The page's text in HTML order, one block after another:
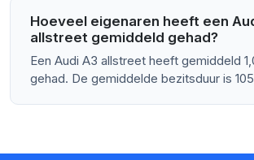
Hoeveel eigenaren heeft een
allstreet gemiddeld gehad?
Een Audi A3 allstreet heeft gemiddeld
gehad. De gemiddelde bezitsduur is